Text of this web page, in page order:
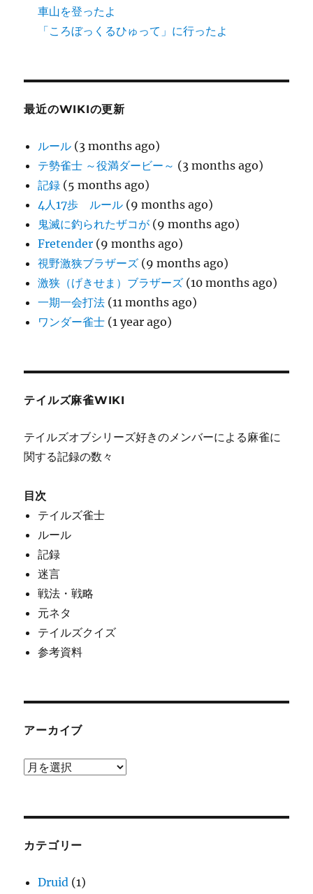
車山を登ったよ
「ころぼっくるひゅって」に行ったよ
最近のWIKIの更新
ルール (3 months ago)
テ勢雀士 ～役満ダービー～ (3 months ago)
記録 (5 months ago)
4人17歩 ルール (9 months ago)
鬼滅に釣られたザコが (9 months ago)
Fretender (9 months ago)
視野激狭ブラザーズ (9 months ago)
激狭（げきせま）ブラザーズ (10 months ago)
一期一会打法 (11 months ago)
ワンダー雀士 (1 year ago)
テイルズ麻雀WIKI
テイルズオブシリーズ好きのメンバーによる麻雀に
関する記録の数々
目次
テイルズ雀士
ルール
記録
迷言
戦法・戦略
元ネタ
テイルズクイズ
参考資料
アーカイブ
ア
ブ
カテゴリー
Druid (1)